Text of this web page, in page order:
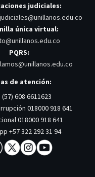
judiciales:
única virtual:
PQRS:
de atención:
(57) 608 6611623
018000 918 641
018000 918 641
+57 322 292 31 94